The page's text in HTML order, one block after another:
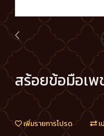
สร้อยข้อมือเพ
เพิ่มรายการโปรด เ